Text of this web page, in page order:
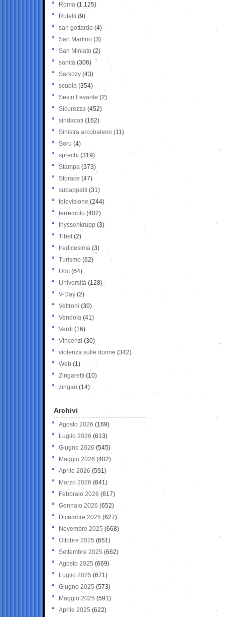
Roma (1.125)
Rutelli (9)
san gottardo (4)
San Martino (3)
San Miniato (2)
sanità (306)
Sarkozy (43)
scuola (354)
Sestri Levante (2)
Sicurezza (452)
sindacati (162)
Sinistra arcobaleno (11)
Soru (4)
sprechi (319)
Stampa (373)
Storace (47)
subappalti (31)
televisione(244)
terremoto (402)
thyssenkrupp (3)
Tibet(2)
tredicesima (3)
Turismo (62)
Udc (64)
Università (128)
V-Day (2)
Veltroni (30)
Vendola (41)
Verdi (16)
Vincenzi (30)
violenza sulle donne (342)
Web (1)
Zingaretti (10)
zingari (14)
Archivi
Agosto 2026 (169)
Luglio 2026 (613)
Giugno 2026 (545)
Maggio 2026 (402)
Aprile 2026 (591)
Marzo 2026 (641)
Febbraio 2026 (617)
Gennaio 2026 (652)
Dicembre 2025 (627)
Novembre 2025 (668)
Ottobre 2025 (651)
Settembre 2025 (662)
Agosto 2025 (669)
Luglio 2025 (671)
Giugno 2025 (573)
Maggio 2025 (591)
Aprile 2025 (622)